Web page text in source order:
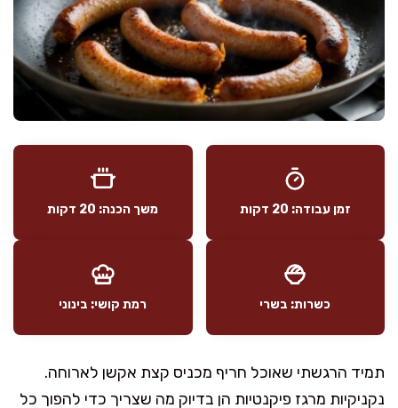
זמן עבודה: 20 דקות משך הכנה: 20 דקות
כשרות: בשרי רמת קושי: בינוני
תמיד הרגשתי שאוכל חריף מכניס קצת אקשן לארוחה.
נקניקיות מרגז פיקנטיות הן בדיוק מה שצריך כדי להפוך כל